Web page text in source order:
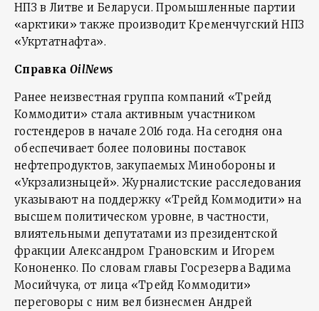
НПЗ в Литве и Беларуси. Промышленные партии
«арктики» также производит Кременчугский НПЗ
«Укртатнафта».
Справка OilNews
Ранее неизвестная группа компаний «Трейд
Коммодити» стала активным участником
гостендеров в начале 2016 года. На сегодня она
обеспечивает более половины поставок
нефтепродуктов, закупаемых Минобороны и
«Укрзализныцей». Журналистские расследования
указывают на поддержку «Трейд Коммодити» на
высшем политическом уровне, в частности,
влиятельными депутатами из президентской
фракции Александром Грановским и Игорем
Кононенко. По словам главы Госрезерва Вадима
Мосийчука, от лица «Трейд Коммодити»
переговоры с ним вел бизнесмен Андрей